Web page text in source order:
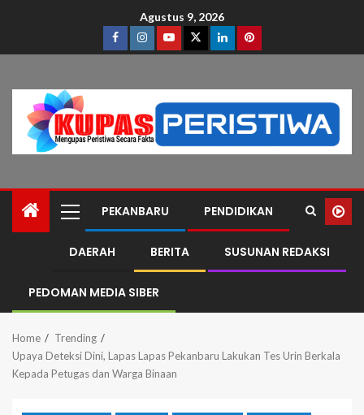
Agustus 9, 2026
PEKANBARU PENDIDIKAN
DAERAH BERITA SUSUNAN REDAKSI
PEDOMAN MEDIA SIBER
Home
Trending
Upaya Deteksi Dini, Lapas Lapas Pekanbaru Lakukan Tes Urin Berkala
Kepada Petugas dan Warga Binaan